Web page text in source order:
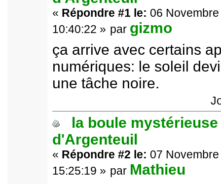
« Répondre #1 le: 06
10:40:22 » par gizmo
ça arrive avec certains
numériques: le soleil
une tâche noire.
la boule mystérieuse
d'Argenteuil
« Répondre #2 le: 07
15:25:19 » par Mathieu